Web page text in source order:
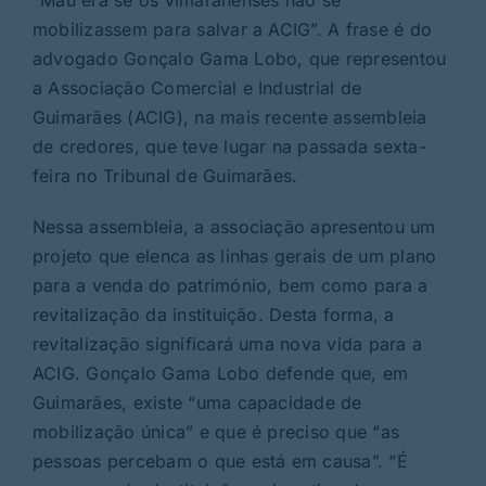
mobilizassem para salvar a ACIG”. A frase é do
advogado Gonçalo Gama Lobo, que representou
a Associação Comercial e Industrial de
Guimarães (ACIG), na mais recente assembleia
de credores, que teve lugar na passada sexta-
feira no Tribunal de Guimarães.
Nessa assembleia, a associação apresentou um
projeto que elenca as linhas gerais de um plano
para a venda do património, bem como para a
revitalização da instituição. Desta forma, a
revitalização significará uma nova vida para a
ACIG. Gonçalo Gama Lobo defende que, em
Guimarães, existe “uma capacidade de
mobilização única” e que é preciso que “as
pessoas percebam o que está em causa”. “É